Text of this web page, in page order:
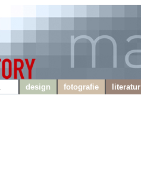
design fotografie literatur